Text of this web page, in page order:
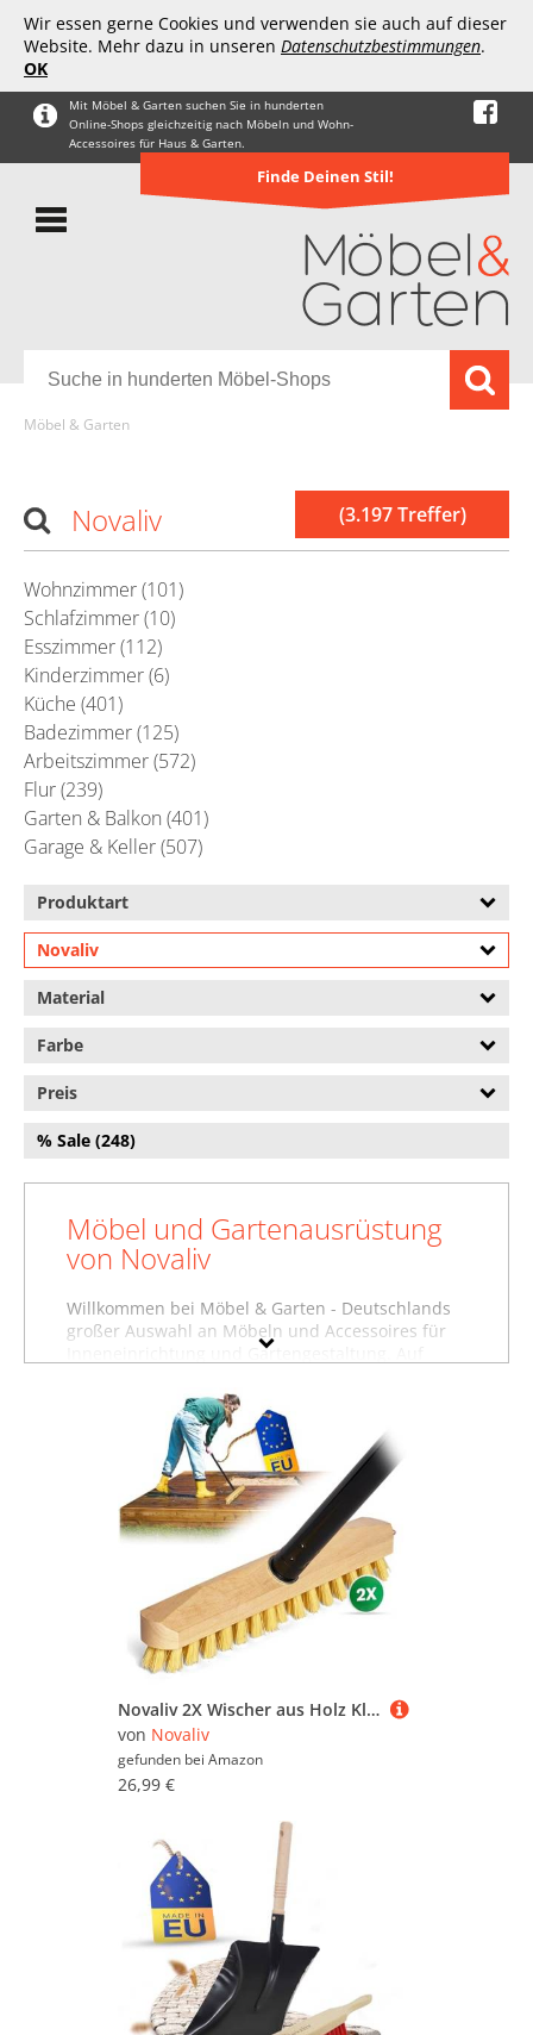
Wir essen gerne Cookies und verwenden sie auch auf dieser
Website. Mehr dazu in unseren Datenschutzbestimmungen.
OK
Mit Möbel & Garten suchen Sie in hunderten
Online-Shops gleichzeitig nach Möbeln und Wohn-
Accessoires für Haus & Garten.
Finde Deinen Stil!
Möbel & Garten
(3.197 Treffer)
Novaliv
Wohnzimmer (101)
Schlafzimmer (10)
Esszimmer (112)
Kinderzimmer (6)
Küche (401)
Badezimmer (125)
Arbeitszimmer (572)
Flur (239)
Garten & Balkon (401)
Garage & Keller (507)
Produktart
Novaliv
Material
Farbe
Preis
% Sale (248)
Möbel und Gartenausrüstung
von Novaliv
Willkommen bei Möbel & Garten - Deutschlands
großer Auswahl an Möbeln und Accessoires für
Inneneinrichtung und Gartengestaltung. Auf
Gartenausstattung und weitere Produkte von
Novaliv. Wollen Sie sich inspirieren lassen und
stöbern, oder suchen Sie etwas ganz bestimmtes?
Vielleicht finden Sie es in einer unserer
Möbelfachabteilungen, zum Beispiel im Bereich
Baumarktartikel von Novaliv
, unter
Gartenausstattung von Novaliv
oder in der
Gartenmöbel von Novaliv. Nutzen
Sie auch die Filter auf dieser Seite, um gezielt
nach Produkten in bestimmten Farben,
Preisbereichen oder nach reduzierten Möbeln zu
suchen. Stöbern Sie in aller Ruhe und lassen Sie
sich inspirieren - wir wünschen Ihnen viel Spaß
Novaliv 2X Wischer aus Holz Klein Kunststoff Borsten mit Gewinde und Schraub- Steckstiel vierteilig PPN Boden Bürste Ideal für Reinigung von Balkon Terrasse Garten Innen Außenbereich
von Novaliv
gefunden bei Amazon
26,99 €